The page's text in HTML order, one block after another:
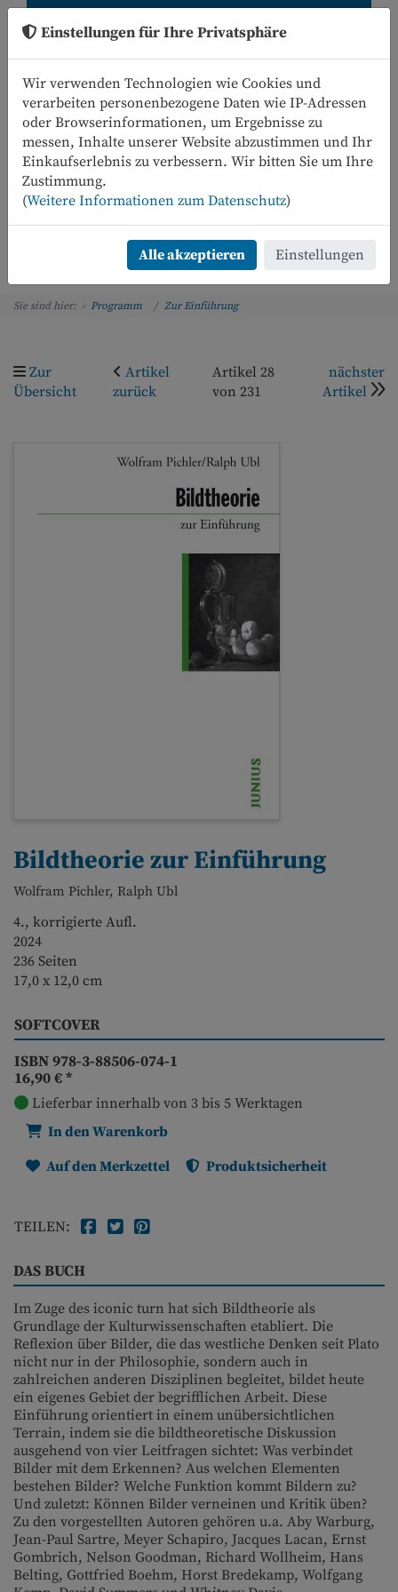
Einstellungen für Ihre Privatsphäre
Wir verwenden Technologien wie Cookies und
verarbeiten personenbezogene Daten wie IP-Adressen
oder Browserinformationen, um Ergebnisse zu
messen, Inhalte unserer Website abzustimmen und Ihr
Einkaufserlebnis zu verbessern. Wir bitten Sie um Ihre
Zustimmung.
(Weitere Informationen zum Datenschutz)
Alle akzeptieren Einstellungen
0
Menü
Sie sind hier: Programm Zur Einführung
Zur
Übersicht
Artikel
zurück
Artikel 28
von 231
nächster
Artikel
Bildtheorie zur Einführung
Wolfram Pichler, Ralph Ubl
4., korrigierte Aufl.
2024
236 Seiten
17,0 x 12,0 cm
SOFTCOVER
ISBN 978-3-88506-074-1
16,90 €*
Lieferbar innerhalb von 3 bis 5 Werktagen
In den Warenkorb
Auf den Merkzettel
Produktsicherheit
TEILEN:
DAS BUCH
Im Zuge des iconic turn hat sich Bildtheorie als
Grundlage der Kulturwissenschaften etabliert. Die
Reflexion über Bilder, die das westliche Denken seit Plato
nicht nur in der Philosophie, sondern auch in
zahlreichen anderen Disziplinen begleitet, bildet heute
ein eigenes Gebiet der begrifflichen Arbeit. Diese
Einführung orientiert in einem unübersichtlichen
Terrain, indem sie die bildtheoretische Diskussion
ausgehend von vier Leitfragen sichtet: Was verbindet
Bilder mit dem Erkennen? Aus welchen Elementen
bestehen Bilder? Welche Funktion kommt Bildern zu?
Und zuletzt: Können Bilder verneinen und Kritik üben?
Zu den vorgestellten Autoren gehören u.a. Aby Warburg,
Jean-Paul Sartre, Meyer Schapiro, Jacques Lacan, Ernst
Gombrich, Nelson Goodman, Richard Wollheim, Hans
Belting, Gottfried Boehm, Horst Bredekamp, Wolfgang